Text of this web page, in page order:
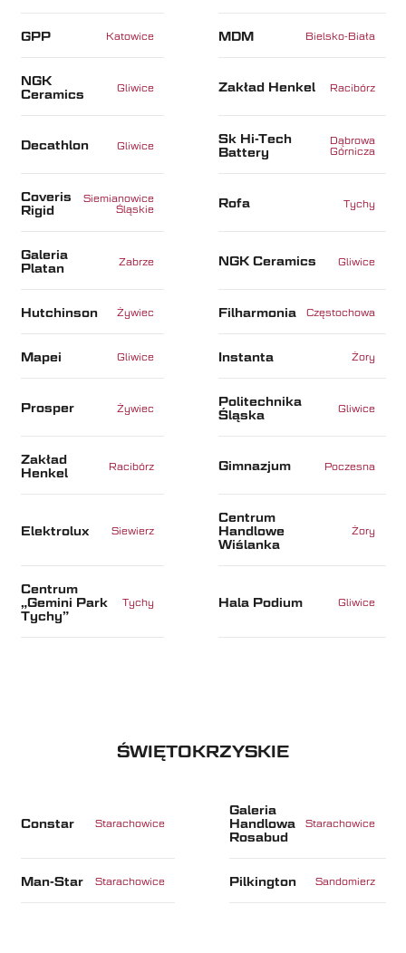
GPP Katowice MDM Bielsko-Biała
NGK
Ceramics
Gliwice Zakład Henkel Racibórz
Decathlon Gliwice
Sk Hi-Tech
Battery
Dąbrowa
Górnicza
Coveris
Rigid
Siemianowice
Śląskie
Rofa Tychy
Galeria
Platan
Zabrze NGK Ceramics Gliwice
Hutchinson Żywiec Filharmonia Częstochowa
Mapei Gliwice Instanta Żory
Prosper Żywiec
Politechnika
Śląska
Gliwice
Zakład
Henkel
Racibórz Gimnazjum Poczesna
Elektrolux Siewierz
Centrum
Handlowe
Wiślanka
Żory
Centrum
„Gemini Park
Tychy”
Tychy Hala Podium Gliwice
ŚWIĘTOKRZYSKIE
Constar Starachowice
Galeria
Handlowa
Rosabud
Starachowice
Man-Star Starachowice Pilkington Sandomierz